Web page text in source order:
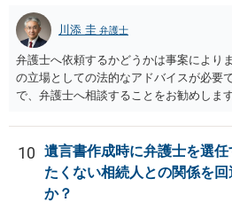
川添 圭 弁護士
弁護士へ依頼するかどうかは事案により
の立場としての法的なアドバイスが必要
で、弁護士へ相談することをお勧めしま
誘導しかしてこないと思います。
10
遺言書作成時に弁護士を選
たくない相続人との関係を
か？